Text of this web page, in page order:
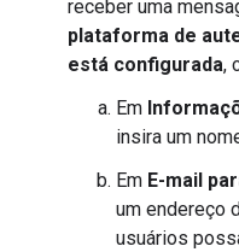
receber uma
plataforma de
está configurada,
Em
insira um
Em E-mail
um endereço
usuários